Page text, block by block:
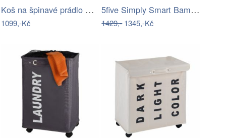
Koš na špinavé prádlo CORNO – kontejner…
1099,-Kč
5five Simply Smart Bambusový koš na…
1429,-1345,-Kč